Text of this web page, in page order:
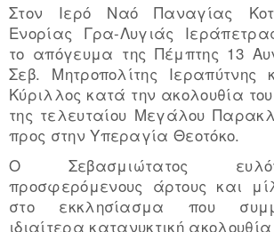
Στον Ιερό Ναό Παναγίας
Ενορίας Γρα-Λυγιάς
το απόγευμα της Πέμπτης 13
Σεβ. Μητροπολίτης Ιεραπύτνης
Κύριλλος κατά την ακολουθία
της τελευταίου Μεγάλου
προς στην Υπεραγία Θεοτόκο.
Ο Σεβασμιώτατος
προσφερόμενους άρτους και
στο εκκλησίασμα που
ιδιαίτερα κατανυκτική